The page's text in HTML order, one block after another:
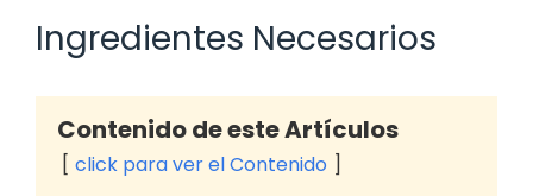
Ingredientes Necesarios
Contenido de este Artículos
click para ver el Contenido